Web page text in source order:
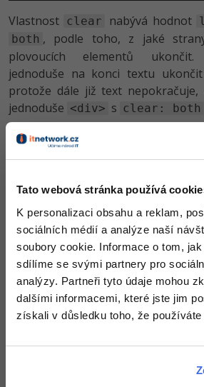
Tato webová stránka používá
K personalizaci obsahu a reklam,
sociálních médií a analýze naší
soubory cookie. Informace o tom,
sdílíme se svými partnery pro
analýzy. Partneři tyto údaje mohou
dalšími informacemi, které jste jim
získali v důsledku toho, že používáte
Vlastnost clear nabývá hodnot
both , podle toho, z jaké
plovoucích elementů ukončit.
jednoduše na konci textu
protože dále již text
jednoduše <div> s clear: both
Výsledkem tedy je, že je fotka
Moje první webová stránka
index.html